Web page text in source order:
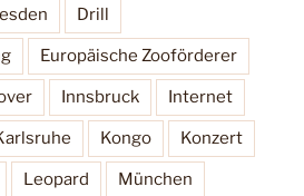
Drill
Europäische Zooförderer
Innsbruck Internet
Kongo Konzert
Leopard München